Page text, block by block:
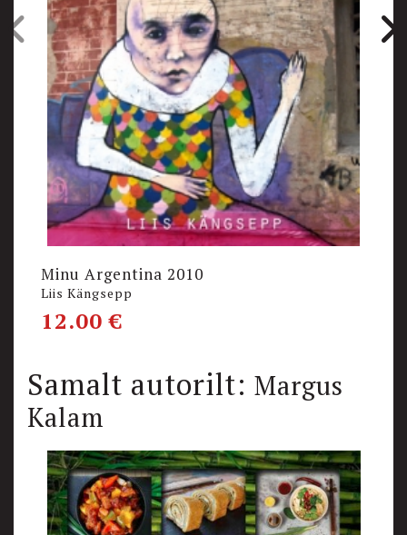
Minu Argentina 2010
Liis Kängsepp
12.00€
Samalt autorilt: Margus
Kalam